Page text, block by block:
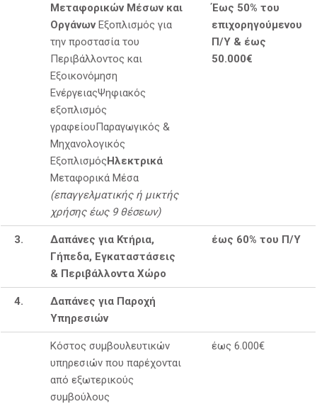
Μεταφορικών Μέσων και
ΟργάνωνΕξοπλισμός για
την προστασία του
Περιβάλλοντος και
Εξοικονόμηση
ΕνέργειαςΨηφιακός
εξοπλισμός
γραφείουΠαραγωγικός &
Μηχανολογικός
ΕξοπλισμόςΗλεκτρικά
Μεταφορικά Μέσα
(επαγγελματικής ή μικτής
χρήσης έως 9 θέσεων)
Έως 50% του
επιχορηγούμενου
Π/Υ & έως
50.000€
3.
Δαπάνες για Κτήρια,
Γήπεδα, Εγκαταστάσεις
& Περιβάλλοντα Χώρο
έως 60% του Π/Υ
4.
Δαπάνες για Παροχή
Υπηρεσιών
Κόστος συμβουλευτικών
υπηρεσιών που παρέχονται
από εξωτερικούς
συμβούλους
έως 6.000€
ΠΡΟΗΓΟΎΜΕΝΟ